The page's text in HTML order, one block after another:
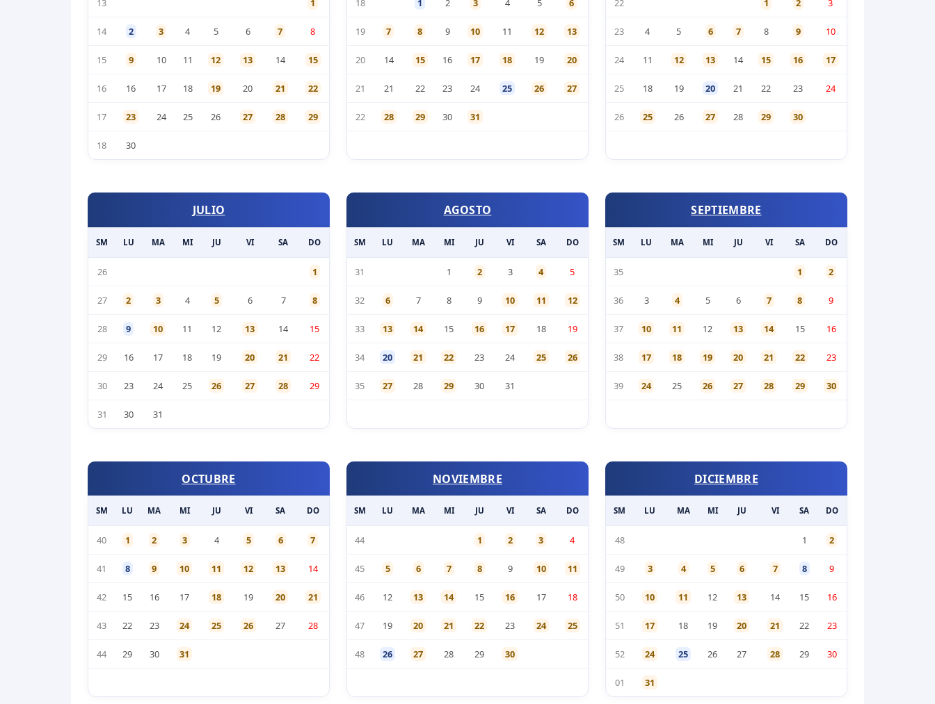
13 1
14 2 3 4 5 6 7 8
15 9 10 11 12 13 14 15
16 16 17 18 19 20 21 22
17 23 24 25 26 27 28 29
18 30
18 1 2 3 4 5 6
19 7 8 9 10 11 12 13
20 14 15 16 17 18 19 20
21 21 22 23 24 25 26 27
22 28 29 30 31
22 1 2 3
23 4 5 6 7 8 9 10
24 11 12 13 14 15 16 17
25 18 19 20 21 22 23 24
26 25 26 27 28 29 30
JULIO
SM LU MA MI JU VI SA DO
26 1
27 2 3 4 5 6 7 8
28 9 10 11 12 13 14 15
29 16 17 18 19 20 21 22
30 23 24 25 26 27 28 29
31 30 31
AGOSTO
SM LU MA MI JU VI SA DO
31 1 2 3 4 5
32 6 7 8 9 10 11 12
33 13 14 15 16 17 18 19
34 20 21 22 23 24 25 26
35 27 28 29 30 31
SEPTIEMBRE
SM LU MA MI JU VI SA DO
35 1 2
36 3 4 5 6 7 8 9
37 10 11 12 13 14 15 16
38 17 18 19 20 21 22 23
39 24 25 26 27 28 29 30
OCTUBRE
SM LU MA MI JU VI SA DO
40 1 2 3 4 5 6 7
41 8 9 10 11 12 13 14
42 15 16 17 18 19 20 21
43 22 23 24 25 26 27 28
44 29 30 31
NOVIEMBRE
SM LU MA MI JU VI SA DO
44 1 2 3 4
45 5 6 7 8 9 10 11
46 12 13 14 15 16 17 18
47 19 20 21 22 23 24 25
48 26 27 28 29 30
DICIEMBRE
SM LU MA MI JU VI SA DO
48 1 2
49 3 4 5 6 7 8 9
50 10 11 12 13 14 15 16
51 17 18 19 20 21 22 23
52 24 25 26 27 28 29 30
01 31